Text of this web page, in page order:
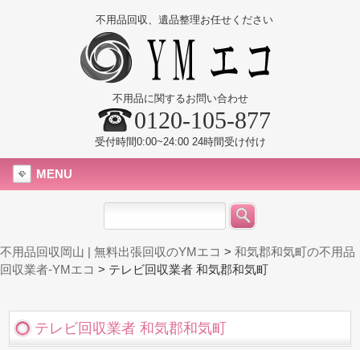
不用品回収、遺品整理お任せください
不用品に関するお問い合わせ
0120-105-877
受付時間0:00~24:00 24時間受け付け
MENU
不用品回収岡山 | 無料出張回収のYMエコ > 和気郡和気町の不用品
回収業者-YMエコ > テレビ回収業者 和気郡和気町
テレビ回収業者 和気郡和気町